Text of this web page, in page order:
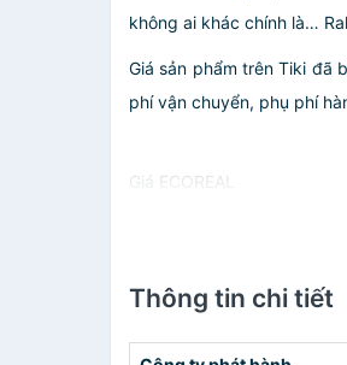
không ai khác chính là…
Giá sản phẩm trên Tiki đã
phí vận chuyển, phụ phí
Giá ECOREAL
Thông tin chi tiết